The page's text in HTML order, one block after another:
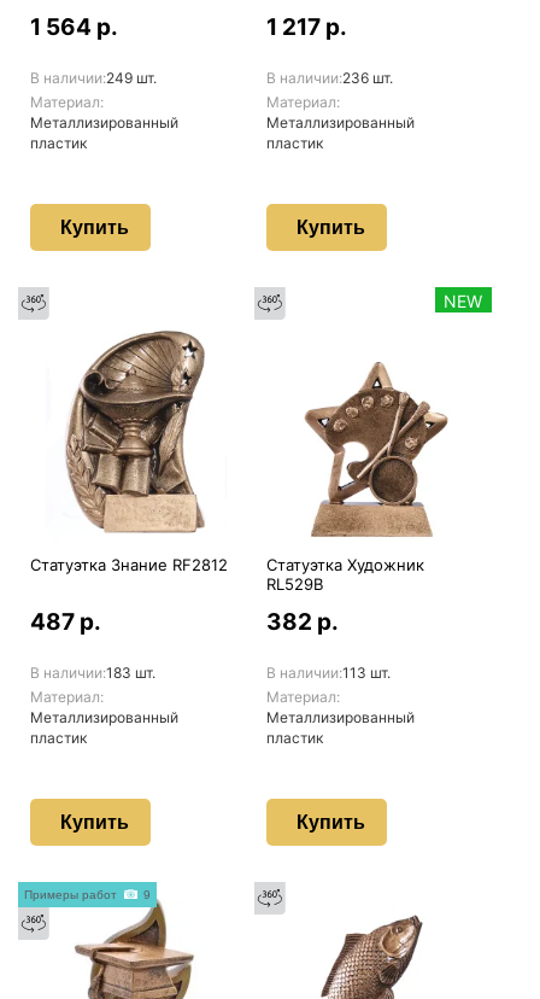
1 564 р.
В наличии:249 шт.
Материал:
Металлизированный
пластик
Купить
1 217 р.
В наличии:236 шт.
Материал:
Металлизированный
пластик
Купить
Статуэтка Знание RF2812
487 р.
В наличии:183 шт.
Материал:
Металлизированный
пластик
Купить
Статуэтка Художник
RL529B
382 р.
В наличии:113 шт.
Материал:
Металлизированный
пластик
Купить
NEW
Примеры работ 9